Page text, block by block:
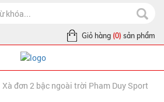
Giỏ hàng (0) sản phẩm
Xà đơn 2 bậc ngoài trời Pham Duy Sport